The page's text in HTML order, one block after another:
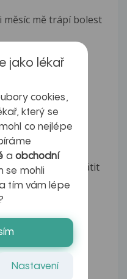
měsíc mě trápí bolest
trápí nepříjemný
(byl mi
si se na vás obrátit
spýtať, už vyše
obcasne tlaky
jako lékař
cookies,
který se
co nejlépe
a obchodní
se mohli
tím vám lépe
Nastavení